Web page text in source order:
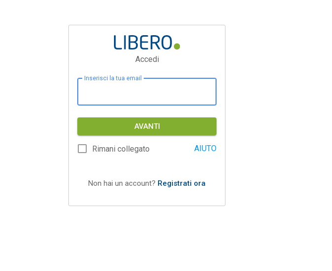
Accedi
Inserisci la tua email
AVANTI
Rimani collegato AIUTO
Non hai un account? Registrati ora